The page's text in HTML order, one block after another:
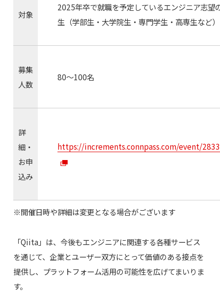
対象
2025年卒で就職を予定しているエンジニア志望
生（学部生・大学院生・専門学生・高専生など）
募集
人数
80〜100名
詳
細・
お申
込み
https://increments.connpass.com/event/
※開催日時や詳細は変更となる場合がございます
「Qiita」は、今後もエンジニアに関連する各種サービス
を通じて、企業とユーザー双方にとって価値のある接点を
提供し、プラットフォーム活用の可能性を広げてまいりま
す。